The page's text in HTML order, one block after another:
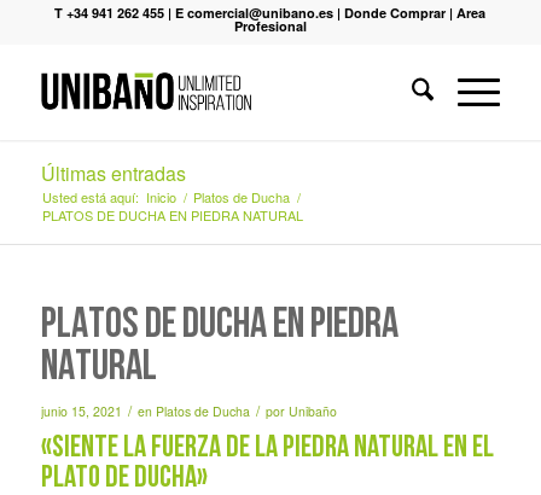
T +34 941 262 455 |E comercial@unibano.es |Donde Comprar |Area
Profesional
Últimas entradas
Usted está aquí: Inicio / Platos de Ducha /
PLATOS DE DUCHA EN PIEDRA NATURAL
PLATOS DE DUCHA EN PIEDRA
NATURAL
junio 15, 2021 / en Platos de Ducha / por Unibaño
«Siente la fuerza de la piedra natural en el
plato de ducha»